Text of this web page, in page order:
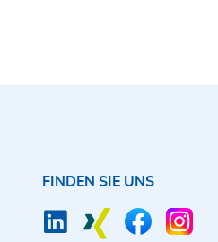
FINDEN SIE UNS